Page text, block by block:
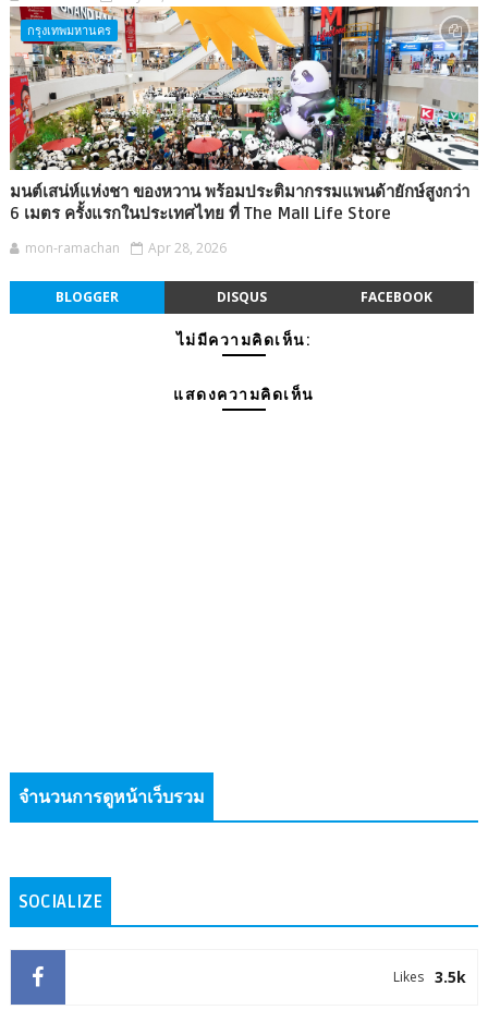
กรุงเทพมหานคร
มนต์เสน่ห์แห่งชา ของหวาน พร้อมประติมากรรมแพนด้ายักษ์สูงกว่า
6 เมตร ครั้งแรกในประเทศไทย ที่ The Mall Life Store
mon-ramachan Apr 28, 2026
BLOGGER DISQUS FACEBOOK
ไม่มีความคิดเห็น:
แสดงความคิดเห็น
จำนวนการดูหน้าเว็บรวม
SOCIALIZE
3.5k
Likes